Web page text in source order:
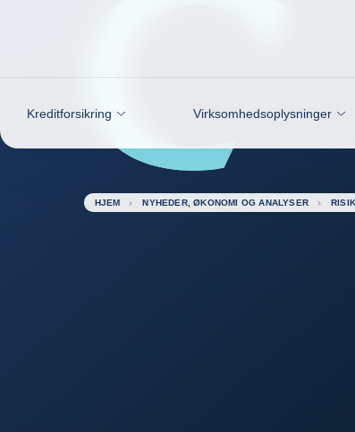
Kreditforsikring Virksomhedsoplysninger
HJEM NYHEDER, ØKONOMI OG ANALYSER